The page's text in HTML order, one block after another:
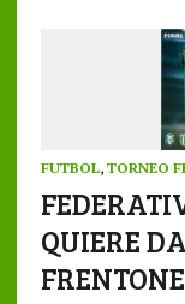
FUTBOL, TORNEO
QUIERE